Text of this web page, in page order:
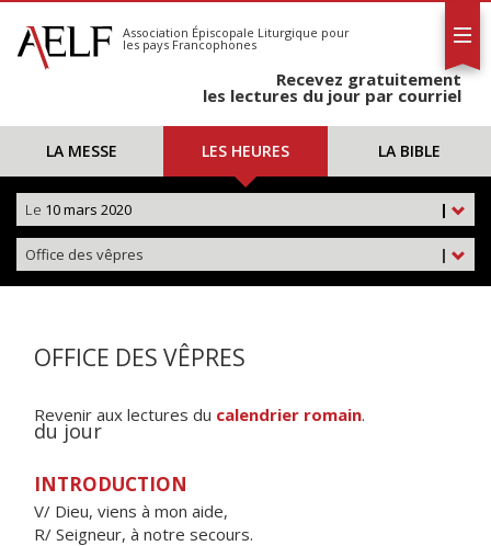
S'abonner
Calendrier
Association Épiscopale Liturgique pour
les pays Francophones
Recevez gratuitement
les lectures du jour par courriel
LA MESSE LES HEURES LA BIBLE
|
Le 10 mars 2020
|
Office des vêpres
OFFICE DES VÊPRES
Revenir aux lectures du calendrier romain.
du jour
INTRODUCTION
V/ Dieu, viens à mon aide,
R/ Seigneur, à notre secours.